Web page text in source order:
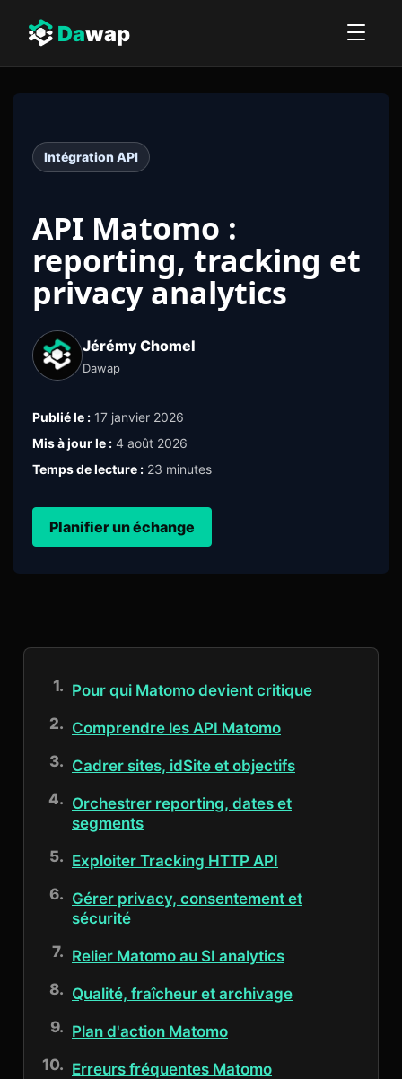
Dawap
Intégration API
API Matomo :
reporting, tracking et
privacy analytics
Jérémy Chomel
Dawap
Publié le : 17 janvier 2026
Mis à jour le : 4 août 2026
Temps de lecture : 23 minutes
Planifier un échange
Pour qui Matomo devient critique
Comprendre les API Matomo
Cadrer sites, idSite et objectifs
Orchestrer reporting, dates et
segments
Exploiter Tracking HTTP API
Gérer privacy, consentement et
sécurité
Relier Matomo au SI analytics
Qualité, fraîcheur et archivage
Plan d'action Matomo
Erreurs fréquentes Matomo